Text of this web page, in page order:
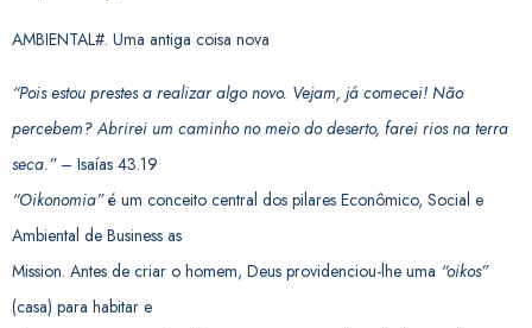
AMBIENTAL#. Uma antiga coisa nova
“Pois estou prestes a realizar algo novo. Vejam, já comecei! Não
percebem? Abrirei um caminho no meio do deserto, farei rios na terra
seca.”– Isaías 43.19
“Oikonomia”é um conceito central dos pilares Econômico, Social e
Ambiental de Business as
Mission. Antes de criar o homem, Deus providenciou-lhe uma “oikos”
(casa) para habitar e